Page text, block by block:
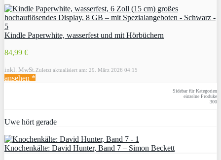
Kindle Paperwhite, wasserfest und mit Hörbüchern
84,99 €
inkl. MwSt. Zuletzt aktualisiert am: 29. März 2026 04:15
ansehen *
Sidebar für Kategorien
einzelne Produke
300
Uwe hört gerade
Knochenkälte: David Hunter, Band 7 – Simon Beckett